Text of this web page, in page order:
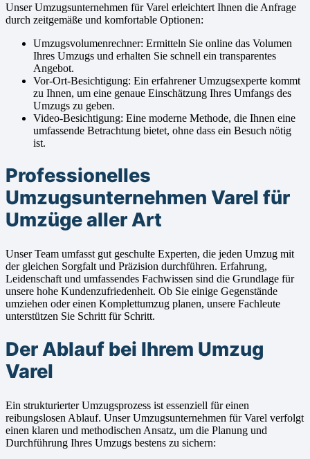
Unser Umzugsunternehmen für Varel erleichtert Ihnen die Anfrage
durch zeitgemäße und komfortable Optionen:
Umzugsvolumenrechner: Ermitteln Sie online das Volumen
Ihres Umzugs und erhalten Sie schnell ein transparentes
Angebot.
Vor-Ort-Besichtigung: Ein erfahrener Umzugsexperte kommt
zu Ihnen, um eine genaue Einschätzung Ihres Umfangs des
Umzugs zu geben.
Video-Besichtigung: Eine moderne Methode, die Ihnen eine
umfassende Betrachtung bietet, ohne dass ein Besuch nötig
ist.
Professionelles
Umzugsunternehmen Varel für
Umzüge aller Art
Unser Team umfasst gut geschulte Experten, die jeden Umzug mit
der gleichen Sorgfalt und Präzision durchführen. Erfahrung,
Leidenschaft und umfassendes Fachwissen sind die Grundlage für
unsere hohe Kundenzufriedenheit. Ob Sie einige Gegenstände
umziehen oder einen Komplettumzug planen, unsere Fachleute
unterstützen Sie Schritt für Schritt.
Der Ablauf bei Ihrem Umzug
Varel
Ein strukturierter Umzugsprozess ist essenziell für einen
reibungslosen Ablauf. Unser Umzugsunternehmen für Varel verfolgt
einen klaren und methodischen Ansatz, um die Planung und
Durchführung Ihres Umzugs bestens zu sichern: